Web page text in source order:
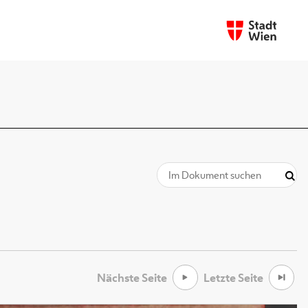
Nächste Seite Letzte Seite